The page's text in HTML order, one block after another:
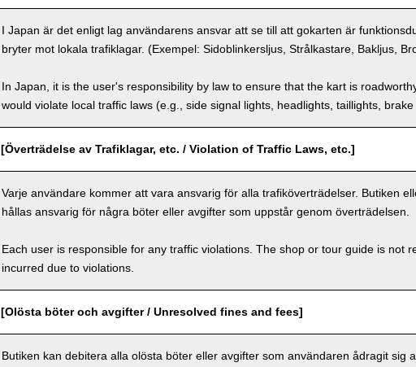
I Japan är det enligt lag användarens ansvar att se till att gokarten är
bryter mot lokala trafiklagar. (Exempel: Sidoblinkersljus, Strålkastare, Bakljus,
In Japan, it is the user's responsibility by law to ensure that the kart is
would violate local traffic laws (e.g., side signal lights, headlights, taillights,
[Överträdelse av Trafiklagar, etc. / Violation of Traffic Laws, etc.]
Varje användare kommer att vara ansvarig för alla trafiköverträdelser. Butiken
hållas ansvarig för några böter eller avgifter som uppstår genom överträdelsen.
Each user is responsible for any traffic violations. The shop or tour guide is not
incurred due to violations.
[Olösta böter och avgifter / Unresolved fines and fees]
Butiken kan debitera alla olösta böter eller avgifter som användaren ådragit sig